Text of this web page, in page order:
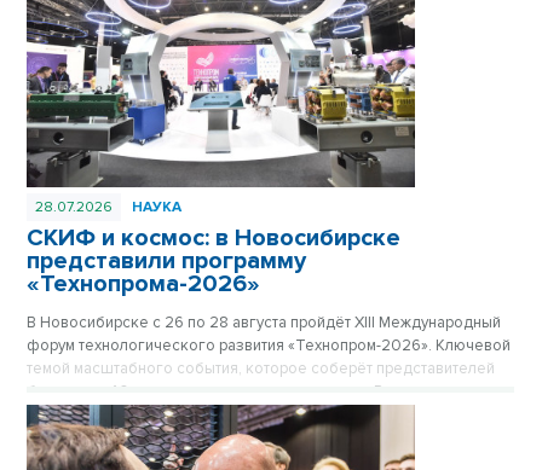
28.07.2026 НАУКА
СКИФ и космос: в Новосибирске
представили программу
«Технопрома-2026»
В Новосибирске с 26 по 28 августа пройдёт ХIII Международный
форум технологического развития «Технопром-2026». Ключевой
темой масштабного события, которое соберёт представителей
более чем 40 стран мира и десятков регионов России, станет
мегасайенс-проект «Сибирский кольцевой источник фотонов»
(СКИФ) и его роль в достижении технологического лидерства
страны.